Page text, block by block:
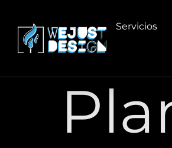
Servicios